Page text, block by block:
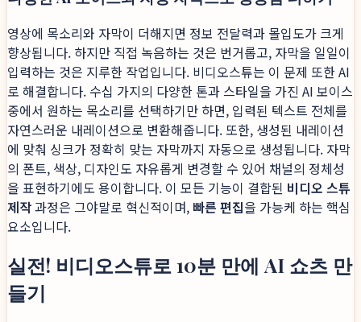
영상에 목소리와 자막이 더해지면 정보 전달력과 몰입도가 크게
향상됩니다. 하지만 직접 녹음하는 것은 번거롭고, 자막을 일일이
입력하는 것은 지루한 작업입니다. 비디오스튜는 이 문제 또한 AI
로 해결합니다. 수십 가지의 다양한 톤과 스타일을 가진 AI 보이스
중에서 원하는 목소리를 선택하기만 하면, 입력된 텍스트 전체를
자연스러운 내레이션으로 변환해줍니다. 또한, 생성된 내레이션
에 맞춰 싱크가 정확히 맞는 자막까지 자동으로 생성됩니다. 자막
의 폰트, 색상, 디자인도 자유롭게 변경할 수 있어 채널의 정체성
을 표현하기에도 용이합니다. 이 모든 기능이 결합된 비디오 스튜
제작과정은 그야말로 혁신적이며, 빠른 편집을 가능케 하는 핵심
요소입니다.
실전! 비디오스튜로 10분 만에 AI 쇼츠 만
들기